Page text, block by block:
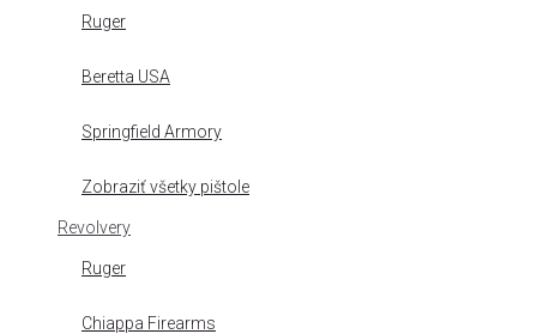
Ruger
Beretta USA
Springfield Armory
Zobraziť všetky pištole
Revolvery
Ruger
Chiappa Firearms